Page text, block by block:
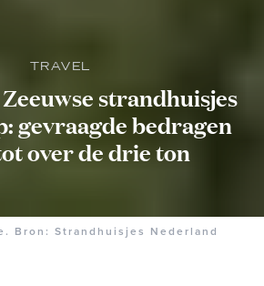
TRAVEL
strandhuisjes
gevraagde bedragen
over de drie ton
Bron: Strandhuisjes Nederland